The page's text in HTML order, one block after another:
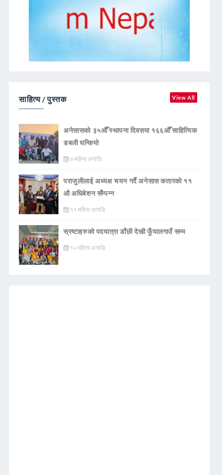
साहित्य / पुस्तक View All
अनेसासको ३५औँ स्थापना दिवसमा १६६औँ साहित्यिक
डबली घन्कियाे
७ महिना अगाडि
पराजुलीलाई अध्यक्ष चयन गर्दै अनेसास कतारको ११
औ अधिबेशन सँम्पन्न
११ महिना अगाडि
स्रष्टाहरुको पदयात्रा डाँछी देखी फुँयालगाउँ सम्म
१२ महिना अगाडि